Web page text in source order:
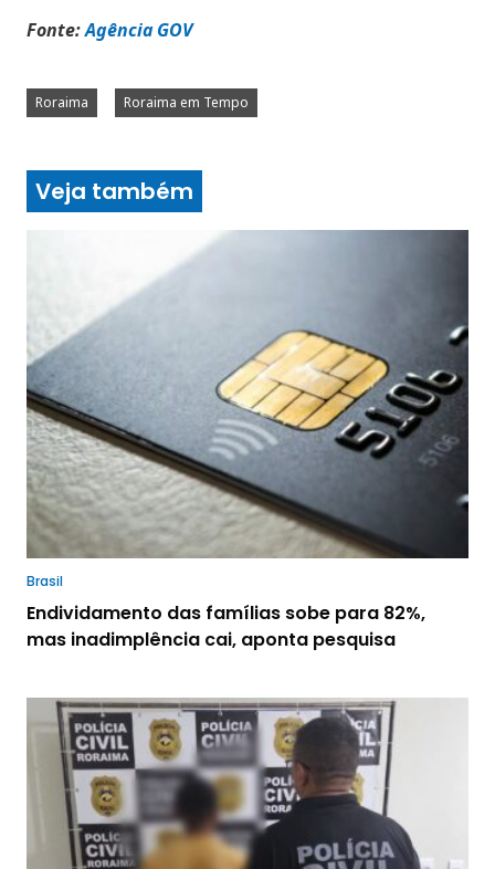
Fonte:Agência GOV
Roraima Roraima em Tempo
Veja também
Brasil
Endividamento das famílias sobe para 82%,
mas inadimplência cai, aponta pesquisa